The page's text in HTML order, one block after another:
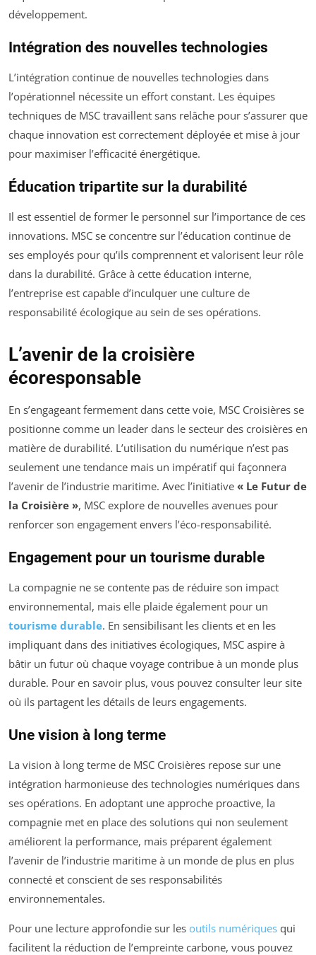
développement.
Intégration des nouvelles technologies
L’intégration continue de nouvelles technologies dans
l’opérationnel nécessite un effort constant. Les équipes
techniques de MSC travaillent sans relâche pour s’assurer que
chaque innovation est correctement déployée et mise à jour
pour maximiser l’efficacité énergétique.
Éducation tripartite sur la durabilité
Il est essentiel de former le personnel sur l’importance de ces
innovations. MSC se concentre sur l’éducation continue de
ses employés pour qu’ils comprennent et valorisent leur rôle
dans la durabilité. Grâce à cette éducation interne,
l’entreprise est capable d’inculquer une culture de
responsabilité écologique au sein de ses opérations.
L’avenir de la croisière
écoresponsable
En s’engageant fermement dans cette voie, MSC Croisières se
positionne comme un leader dans le secteur des croisières en
matière de durabilité. L’utilisation du numérique n’est pas
seulement une tendance mais un impératif qui façonnera
l’avenir de l’industrie maritime. Avec l’initiative « Le Futur de
la Croisière », MSC explore de nouvelles avenues pour
renforcer son engagement envers l’éco-responsabilité.
Engagement pour un tourisme durable
La compagnie ne se contente pas de réduire son impact
environnemental, mais elle plaide également pour un
tourisme durable. En sensibilisant les clients et en les
impliquant dans des initiatives écologiques, MSC aspire à
bâtir un futur où chaque voyage contribue à un monde plus
durable. Pour en savoir plus, vous pouvez consulter leur site
où ils partagent les détails de leurs engagements.
Une vision à long terme
La vision à long terme de MSC Croisières repose sur une
intégration harmonieuse des technologies numériques dans
ses opérations. En adoptant une approche proactive, la
compagnie met en place des solutions qui non seulement
améliorent la performance, mais préparent également
l’avenir de l’industrie maritime à un monde de plus en plus
connecté et conscient de ses responsabilités
environnementales.
Pour une lecture approfondie sur les outils numériques qui
facilitent la réduction de l’empreinte carbone, vous pouvez